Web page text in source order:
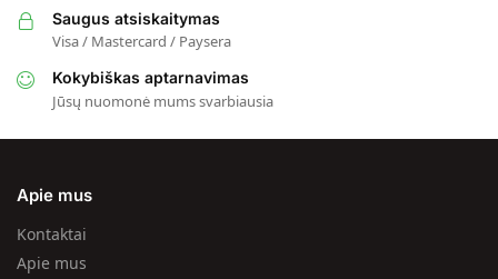
Saugus atsiskaitymas
Visa / Mastercard / Paysera
Kokybiškas aptarnavimas
Jūsų nuomonė mums svarbiausia
Apie mus
Kontaktai
Apie mus